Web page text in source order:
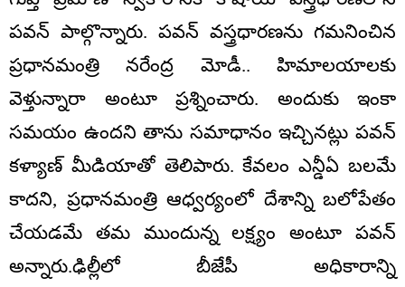
పవన్ పాల్గొన్నారు. పవన్ వస్త్రధారణను గమనించిన
ప్రధానమంత్రి నరేంద్ర మోడీ.. హిమాలయాలకు
వెళ్తున్నారా అంటూ ప్రశ్నించారు. అందుకు ఇంకా
సమయం ఉందని తాను సమాధానం ఇచ్చినట్లు పవన్
కళ్యాణ్ మీడియాతో తెలిపారు. కేవలం ఎన్డీఏ బలమే
కాదని, ప్రధానమంత్రి ఆధ్వర్యంలో దేశాన్ని బలోపేతం
చేయడమే తమ ముందున్న లక్ష్యం అంటూ పవన్
అన్నారు.ఢిల్లీలో బీజేపీ అధికారాన్ని